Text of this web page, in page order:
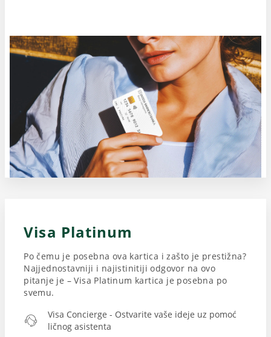
Visa Platinum
Po čemu je posebna ova kartica i zašto je prestižna?
Najjednostavniji i najistinitiji odgovor na ovo
pitanje je – Visa Platinum kartica je posebna po
svemu.
Visa Concierge - Ostvarite vaše ideje uz pomoć
ličnog asistenta